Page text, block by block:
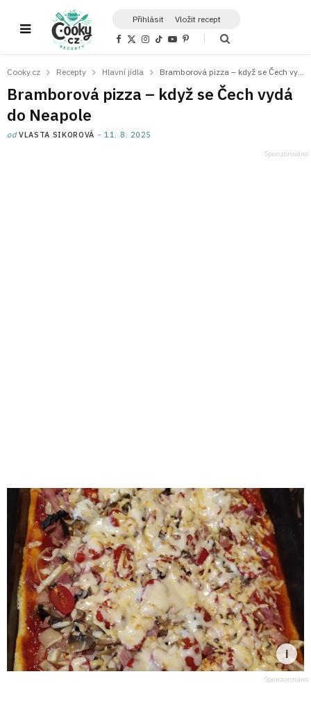
Přihlásit Vložit recept
F
b
o
k
X
i
t
e
I
a
r
T
o
Y
u
e
P
e
e
s
Cooky.cz Recepty Hlavní jídla
Bramborová pizza – když se Čech vydá
do Neapole
odVLASTA SIKOROVÁ 11. 8. 2025